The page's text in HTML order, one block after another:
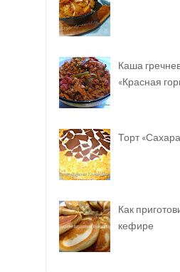
Каша
«Красная
Торт
Как
кефире